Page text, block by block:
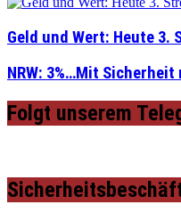
Geld und Wert: Heute 3.
NRW: 3%…Mit
Folgt unserem